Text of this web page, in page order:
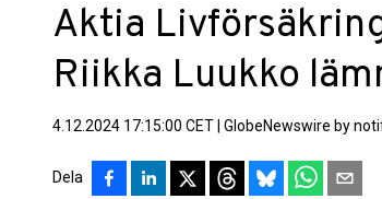
Aktia
Riikka Luukko
4.12.2024 17:15:00 CET GlobeNewswire by
Dela